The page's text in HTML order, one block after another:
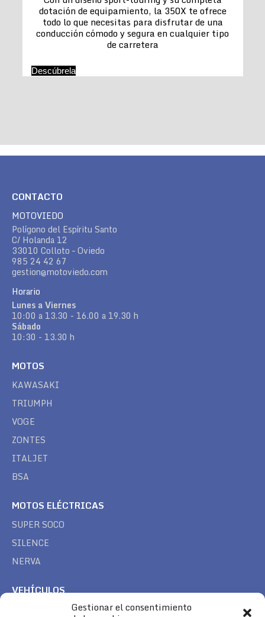
Gestionar el consentimiento
dotación de equipamiento, la 350X te ofrece
todo lo que necesitas para disfrutar de una
conducción cómodo y segura en cualquier tipo
de carretera
Descúbrela
CONTACTO
MOTOVIEDO
Polígono del Espíritu Santo
C/ Holanda 12
33010 Colloto – Oviedo
985 24 42 67
gestion@motoviedo.com
Horario
Lunes a Viernes
10:00 a 13.30 - 16.00 a 19.30 h
Sábado
10:30 - 13.30 h
MOTOS
KAWASAKI
TRIUMPH
VOGE
ZONTES
ITALJET
BSA
MOTOS ELÉCTRICAS
SUPER SOCO
SILENCE
NERVA
VEHÍCULOS